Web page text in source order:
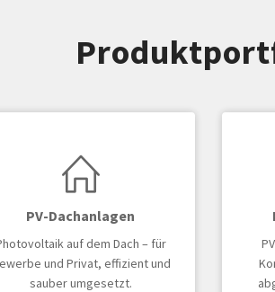
PV-Dachanlagen
auf dem Dach – für
und Privat, effizient und
sauber umgesetzt.